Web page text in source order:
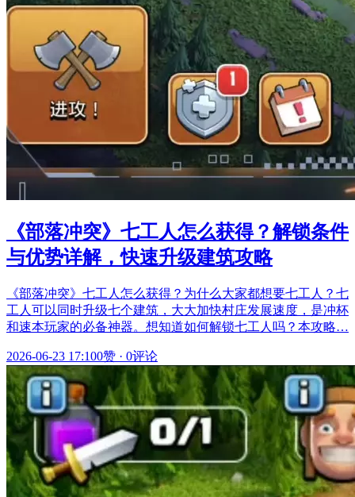
《部落冲突》七工人怎么获得？解锁条件
与优势详解，快速升级建筑攻略
《部落冲突》七工人怎么获得？为什么大家都想要七工人？七
工人可以同时升级七个建筑，大大加快村庄发展速度，是冲杯
和速本玩家的必备神器。想知道如何解锁七工人吗？本攻略…
2026-06-23 17:100赞 · 0评论